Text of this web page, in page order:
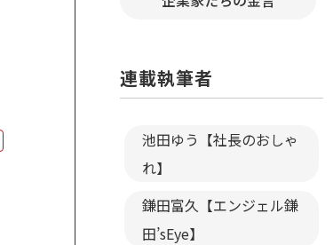
連載執筆者
池田ゆう【社長のおしゃ
れ】
鎌田富久【エンジェル鎌
田’sEye】